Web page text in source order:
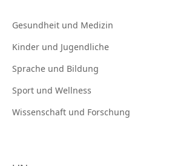
Gesundheit und Medizin
Kinder und Jugendliche
Sprache und Bildung
Sport und Wellness
Wissenschaft und Forschung